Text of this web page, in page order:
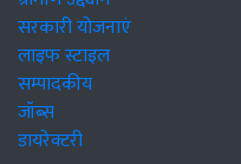
सरकारी योजनाएं
लाइफ स्टाइल
सम्पादकीय
जॉब्स
डायरेक्टरी